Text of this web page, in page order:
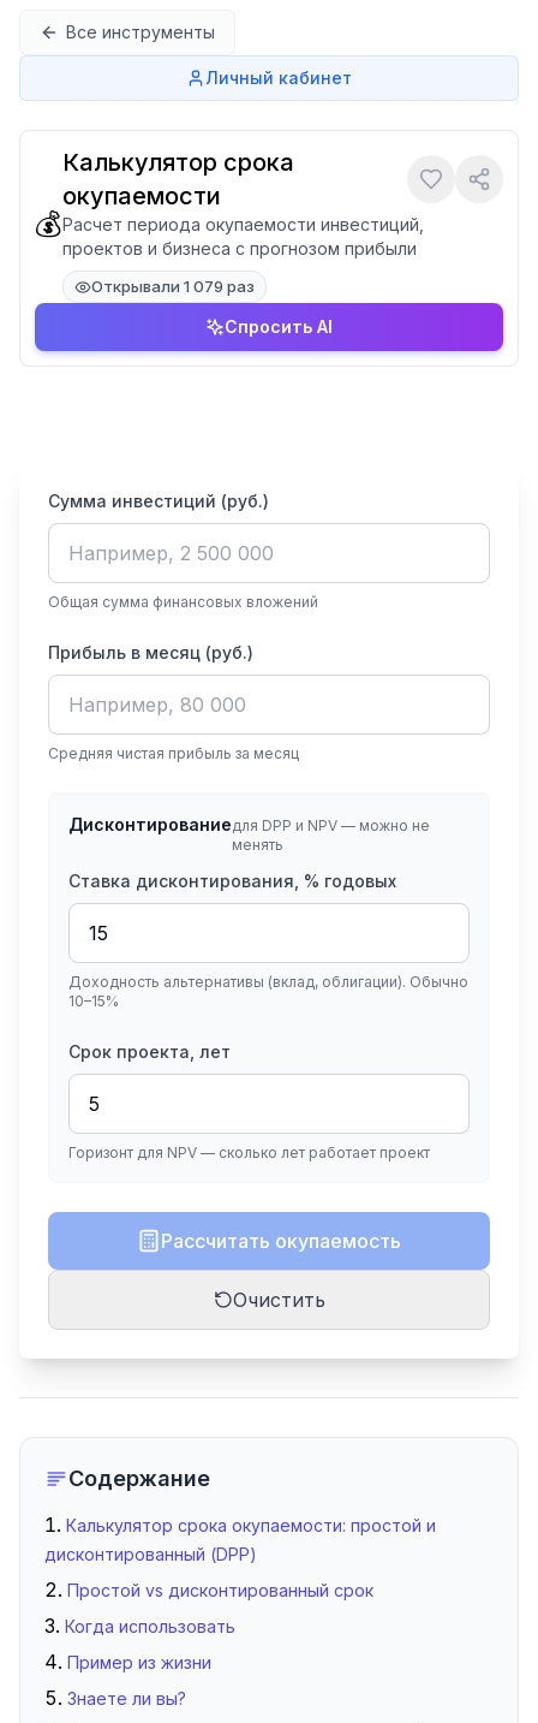
Все инструменты
Личный кабинет
💰
Калькулятор срока
окупаемости
Расчет периода окупаемости инвестиций,
проектов и бизнеса с прогнозом прибыли
Открывали 1 079 раз
Спросить AI
Сумма инвестиций (руб.)
Общая сумма финансовых вложений
Прибыль в месяц (руб.)
Средняя чистая прибыль за месяц
Дисконтированиедля DPP и NPV — можно не
менять
Ставка дисконтирования, % годовых
Доходность альтернативы (вклад, облигации). Обычно
10–15%
Срок проекта, лет
Горизонт для NPV — сколько лет работает проект
Рассчитать окупаемость
Очистить
Содержание
Калькулятор срока окупаемости: простой и
дисконтированный (DPP)
Простой vs дисконтированный срок
Когда использовать
Пример из жизни
Знаете ли вы?